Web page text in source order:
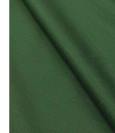
Тренчевые
Трикотаж